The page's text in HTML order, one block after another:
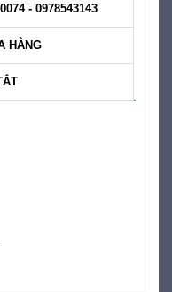
- 0978543143
HÀNG